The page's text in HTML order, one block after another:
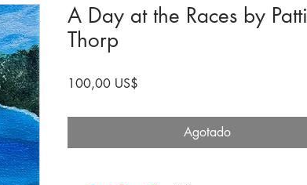
A Day at the Races by Patti
Thorp
100,00 US$
Agotado